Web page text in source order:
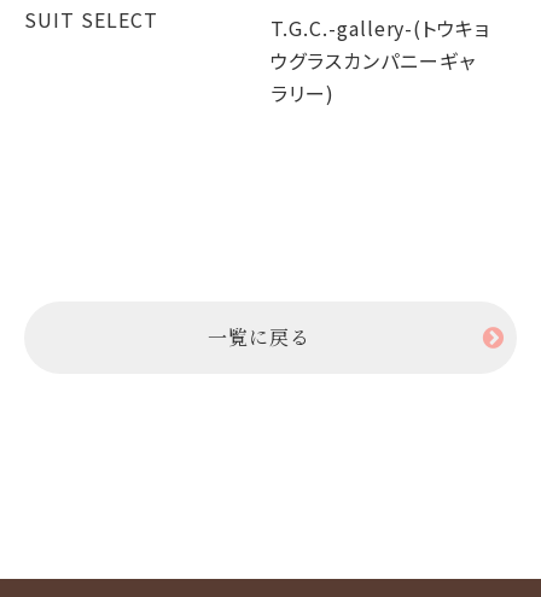
SUIT SELECT
T.G.C.-gallery-(トウキョ
ウグラスカンパニーギャ
ラリー)
一覧に戻る